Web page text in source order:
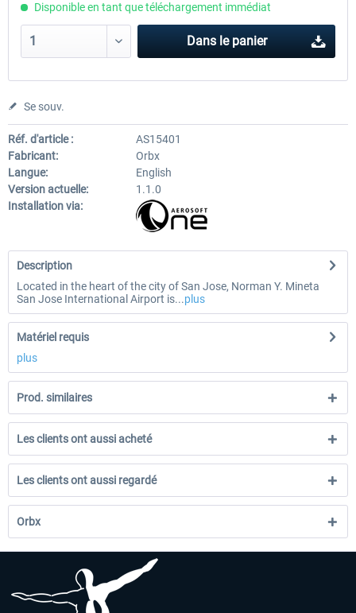
Disponible en tant que téléchargement immédiat
Dans le panier
Se souv.
Réf. d'article :
AS15401
Fabricant:
Orbx
Langue:
English
Version actuelle:
1.1.0
Installation via:
Description
Located in the heart of the city of San Jose, Norman Y. Mineta
San Jose International Airport is...plus
Matériel requis
plus
Prod. similaires
Les clients ont aussi acheté
Les clients ont aussi regardé
Orbx